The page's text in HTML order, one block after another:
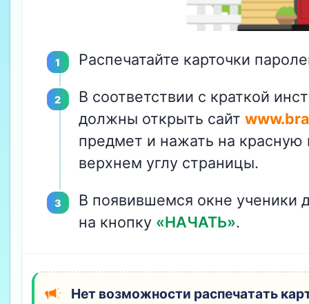
Распечатайте карточки
В соответствии с краткой
должны открыть сайт
предмет и нажать на красную
верхнем углу страницы.
В появившемся окне ученики
на кнопку «НАЧАТЬ».
Нет возможности распечатать